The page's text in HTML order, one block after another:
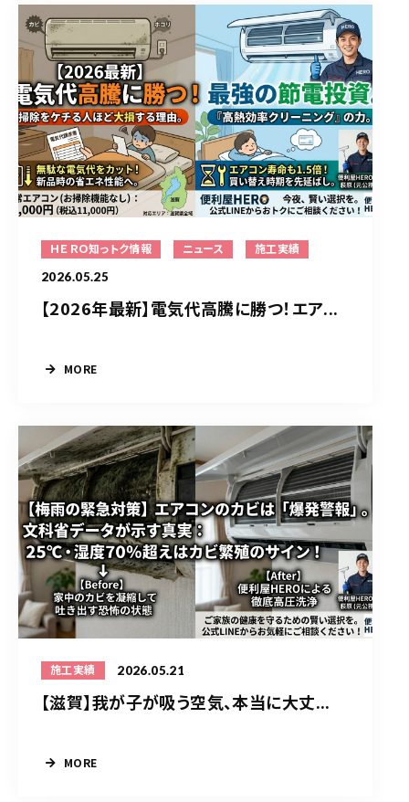
ＨＥＲＯ知っトク情報 ニュース 施工実績
2026.05.25
【2026年最新】電気代高騰に勝つ！エア...
MORE
施工実績 2026.05.21
【滋賀】我が子が吸う空気、本当に大丈...
MORE